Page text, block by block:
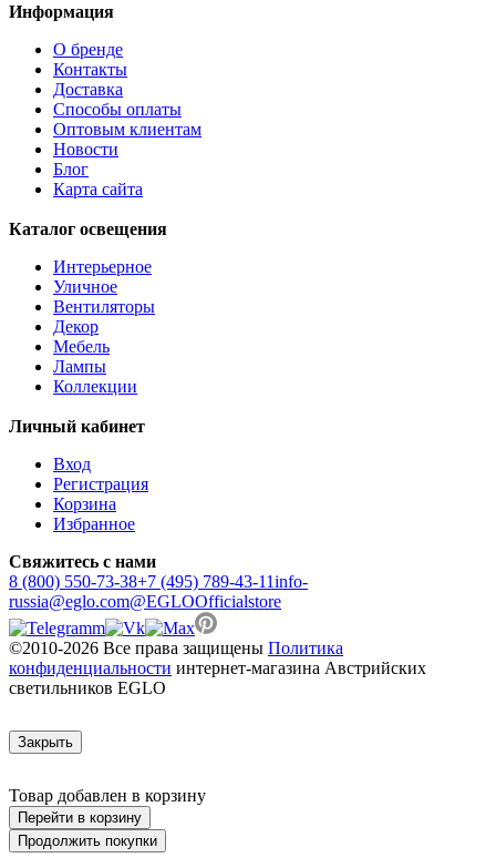
Информация
О бренде
Контакты
Доставка
Способы оплаты
Оптовым клиентам
Новости
Блог
Карта сайта
Каталог освещения
Интерьерное
Уличное
Вентиляторы
Декор
Мебель
Лампы
Коллекции
Личный кабинет
Вход
Регистрация
Корзина
Избранное
Свяжитесь с нами
8 (800) 550-73-38+7 (495) 789-43-11info-
russia@eglo.com@EGLOOfficialstore
©2010-2026 Все права защищены Политика
конфиденциальности интернет-магазина Австрийских
светильников EGLO
Закрыть
Товар добавлен в корзину
Перейти в корзину
Продолжить покупки